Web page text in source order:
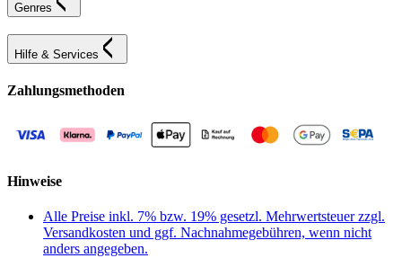
Genres
Hilfe & Services
Zahlungsmethoden
Hinweise
Alle Preise inkl. 7% bzw. 19% gesetzl. Mehrwertsteuer zzgl.
Versandkosten und ggf. Nachnahmegebühren, wenn nicht
anders angegeben.